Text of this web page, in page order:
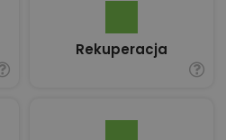
Rekuperacja